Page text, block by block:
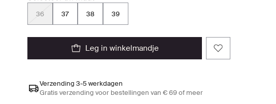
36 37 38 39
leg in winkelmandje
Verzending 3-5 werkdagen
Gratis verzending voor bestellingen van € 69 of meer